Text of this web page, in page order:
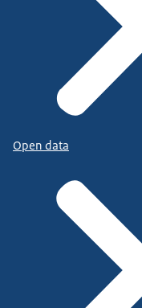
Open data